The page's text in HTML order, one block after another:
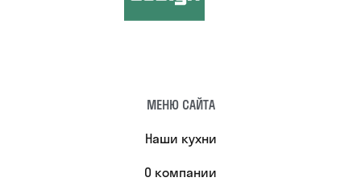
МЕНЮ САЙТА
Наши кухни
О компании